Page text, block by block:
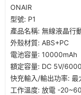
ONAIR
型號: P1
產品名稱: 無線液晶行
外殼材質: ABS+PC
電池容量: 10000mAh
額定容量: DC 5V/
快充輸入/輸出功率: 最
工作溫度: 放電 -